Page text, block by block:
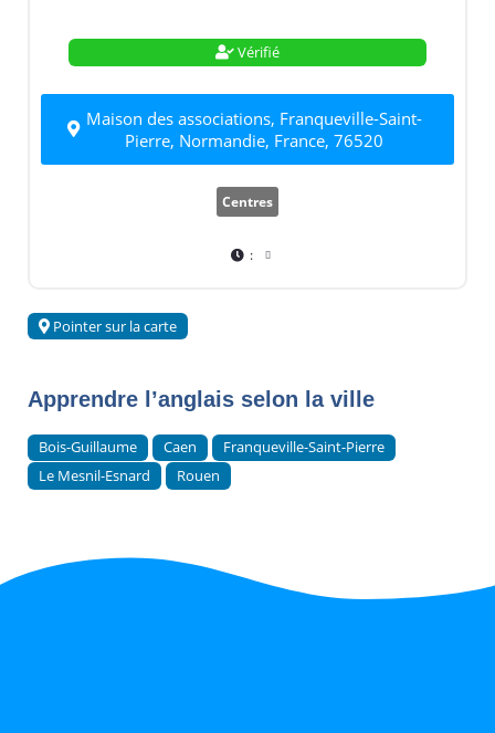
Vérifié
Maison des associations, Franqueville-Saint-
Pierre, Normandie, France, 76520
Centres
:
Pointer sur la carte
Apprendre l’anglais selon la ville
Bois-Guillaume Caen
Franqueville-Saint-Pierre
Le Mesnil-Esnard
Rouen